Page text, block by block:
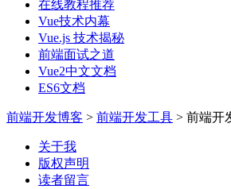
在线教程推荐
Vue技术内幕
Vue.js 技术揭秘
前端面试之道
Vue2中文文档
ES6文档
前端开发博客 > 前端开发工具 > 前端开
关于我
版权声明
读者留言